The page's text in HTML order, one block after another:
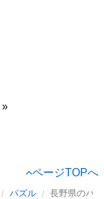
ページTOPへ
パズル 長野県のパ